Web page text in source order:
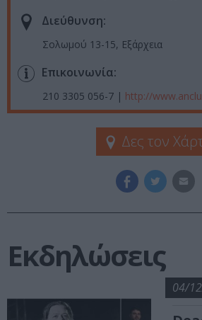
Διεύθυνση:
Σολωμού 13-15, Εξάρχεια
Επικοινωνία:
210 3305 056-7 | http://
Δες τον
Εκδηλώσεις
04/